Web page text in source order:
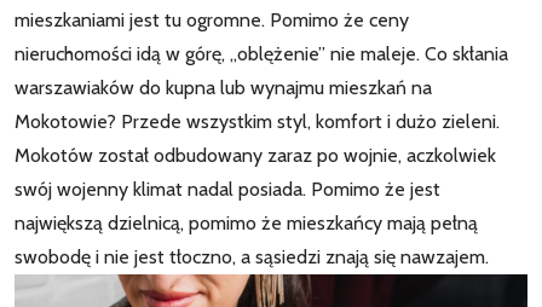
mieszkaniami jest tu ogromne. Pomimo że ceny
nieruchomości idą w górę, „oblężenie” nie maleje. Co skłania
warszawiaków do kupna lub wynajmu mieszkań na
Mokotowie? Przede wszystkim styl, komfort i dużo zieleni.
Mokotów został odbudowany zaraz po wojnie, aczkolwiek
swój wojenny klimat nadal posiada. Pomimo że jest
największą dzielnicą, pomimo że mieszkańcy mają pełną
swobodę i nie jest tłoczno, a sąsiedzi znają się nawzajem.